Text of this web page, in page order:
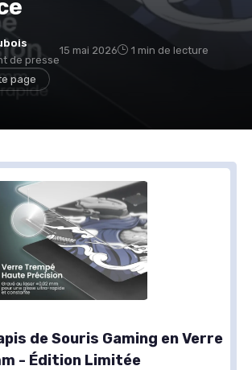
de presse
15 mai 2026 1 min de lecture
page
de Souris Gaming en Verre
- Édition Limitée